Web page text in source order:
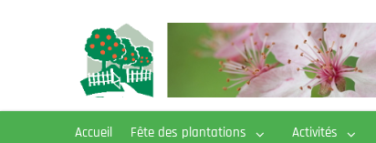
Accueil Fête des plantations Activités